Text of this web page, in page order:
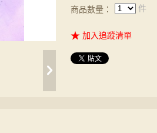
商品數量：
件
加入追蹤清單